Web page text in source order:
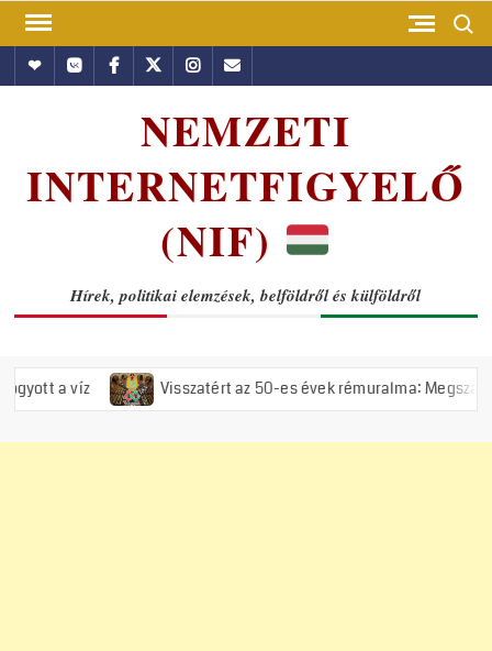
Skip
contentHundubVkontakte
Facebook
TwitterInstagram
Email
NEMZETI
INTERNETFIGYELŐ
(NIF)
Hírek, politikai elemzések, belföldről és külföldről
Visszatért az 50-es évek rémuralma: Megszavazta az